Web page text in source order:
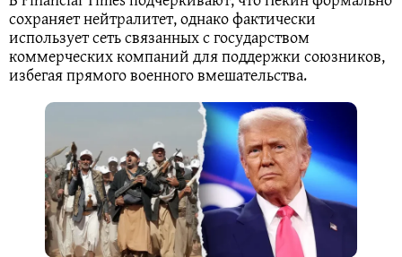
сохраняет нейтралитет, однако фактически
использует сеть связанных с государством
коммерческих компаний для поддержки союзников,
избегая прямого военного вмешательства.